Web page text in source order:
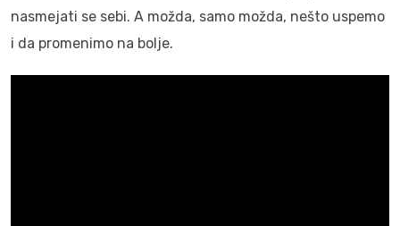
nasmejati se sebi. A možda, samo možda, nešto uspemo
i da promenimo na bolje.